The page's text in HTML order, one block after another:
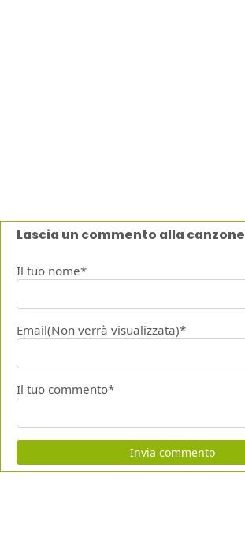
Lascia un commento alla canzone
Il tuo nome*
Email(Non verrà visualizzata)*
Il tuo commento*
Invia commento